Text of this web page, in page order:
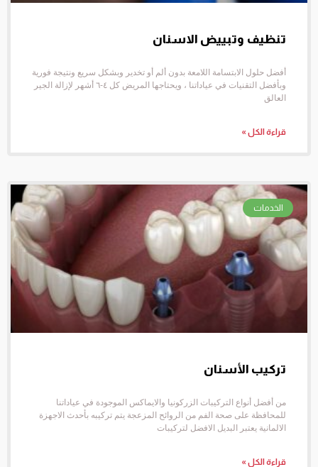
تنظيف وتبييض الاسنان
أفضل حلول الابتسامة اللامعة بدون ألم أو تخدير وبشكل سريع ونتيجة فورية
وبأفضل التقنيات في عياداتنا ، ويحتاجها المريض كل ٤-٦ أشهر لإزالة الجير
العالق
قراءة الكل »
الخدمات
تركيب الأسنان
من أفضل أنواع التركيبات الزركونيا والايماكس الموجودة في عياداتنا
للمحافظة على صحة الفم من الروائح المزعجة يتم تركيبه بأحدث الاجهزة
الالمانية يعتبر البديل الافضل لتركيبات
قراءة الكل »